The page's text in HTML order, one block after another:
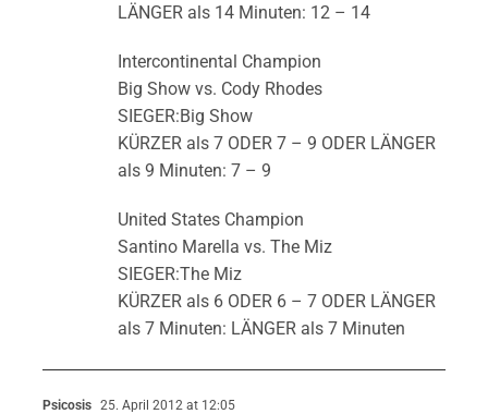
LÄNGER als 14 Minuten: 12 – 14
Intercontinental Champion
Big Show vs. Cody Rhodes
SIEGER:Big Show
KÜRZER als 7 ODER 7 – 9 ODER LÄNGER
als 9 Minuten: 7 – 9
United States Champion
Santino Marella vs. The Miz
SIEGER:The Miz
KÜRZER als 6 ODER 6 – 7 ODER LÄNGER
als 7 Minuten: LÄNGER als 7 Minuten
Psicosis 25. April 2012 at 12:05